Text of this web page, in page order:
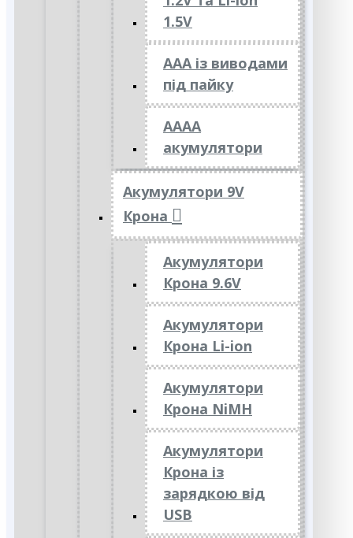
1.5V
ААА із виводами
під пайку
АААА
акумулятори
Акумулятори 9V
Крона
Акумулятори
Крона 9.6V
Акумулятори
Крона Li-ion
Акумулятори
Крона NiMH
Акумулятори
Крона із
зарядкою від
USB